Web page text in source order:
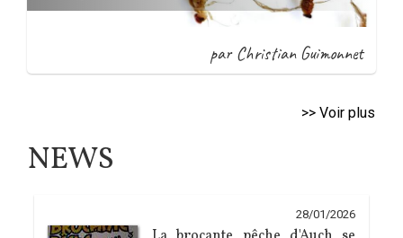
par Christian Guimonnet
>> Voir plus
NEWS
28/01/2026